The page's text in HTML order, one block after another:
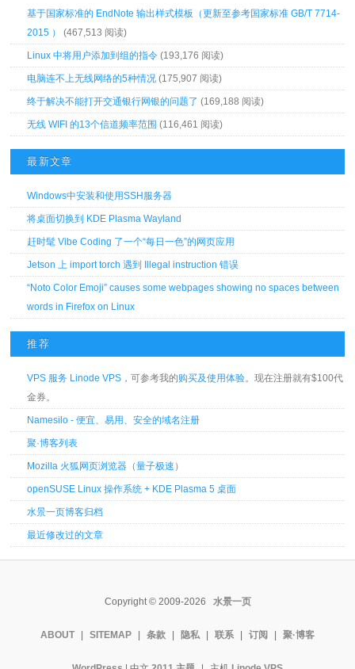
基于国家标准的 EndNote 输出样式模板（更新至参考国家标准 GB/T 7714-
2015 ）
(467,513 阅读)
Linux 中将用户添加到组的指令 (193,176 阅读)
电脑连不上无线网络的5种情况 (175,907 阅读)
终于解决不能打开交通银行网银的问题了 (169,188 阅读)
无线 WIFI 的13个信道频率范围 (116,461 阅读)
最新文章
Windows中安装和使用SSH服务器
将桌面切换到 KDE Plasma Wayland
赶时髦 Vibe Coding 了一个“每日一色”的网页应用
Jetson 上 import torch 遇到 Illegal instruction 错误
“Noto Color Emoji” causes some webpages showing no spaces between
words in Firefox on Linux
推荐
VPS 服务 Linode VPS ，可参考我的购买及使用体验。现在注册就有$100代
金券。
Namesilo - 便宜、易用、安全的域名注册
聚·博客列表
Mozilla 火狐网页浏览器 （量子极速 ）
openSUSE Linux 操作系统 + KDE Plasma 5 桌面
水景一页博客归档
最近修改过的文章
Copyright © 2009-2026 水景一页
ABOUT | SITEMAP | 条款 | 隐私 | 联系 | 订阅 | 聚·博客